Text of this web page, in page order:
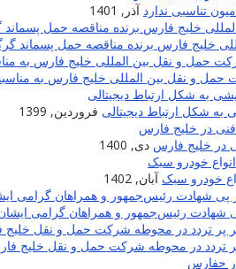
تناسبی ندارد آذر, 1401
خلیج فارس برنده مناقصه حمل پسماند
و نقل بین المللی خلیج فارس به مناسبت
شکل ارتباط دیجیتالی فروردین, 1399
در خلیج فارس دی, 1400
آبان, 1402
شهادت‌ رئیس‌جمهور و همراهان گرامی
تردد در محوطه شرکت حمل و نقل خلیج